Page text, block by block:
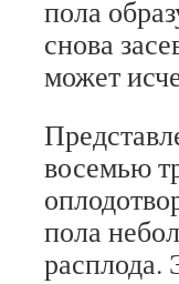
пола
снова
может
восемью
пола
расплода.